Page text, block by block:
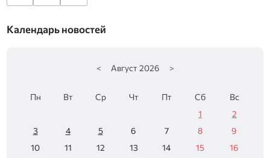
Календарь новостей
< Август 2026 >
Пн Вт Ср Чт Пт Сб
Вс
1
2
3
4 5 6 7 8
9
10
11 12 13 14 15
16